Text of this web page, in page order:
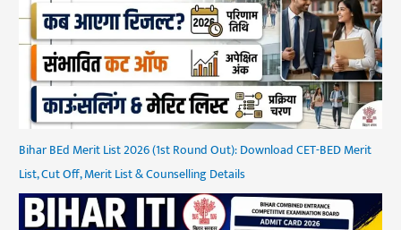
Bihar BEd Merit List 2026 (1st Round Out): Download CET-BED Merit
List, Cut Off, Merit List & Counselling Details